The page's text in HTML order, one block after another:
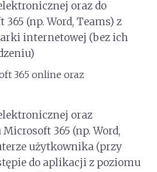
oraz do
(np. Word, Teams) z
internetowej (bez ich
365 online oraz
oraz
365 (np. Word,
użytkownika (przy
do aplikacji z poziomu